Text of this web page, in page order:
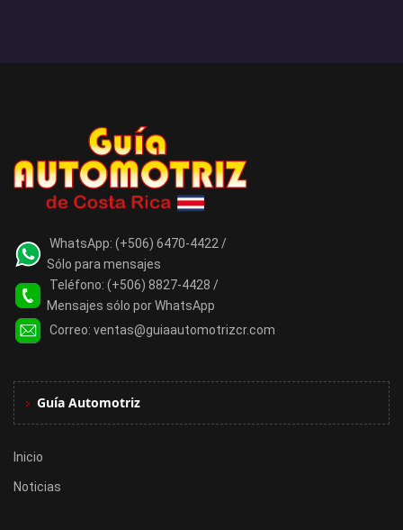
WhatsApp: (+506) 6470-4422 /
Sólo para mensajes
Teléfono: (+506) 8827-4428 /
Mensajes sólo por WhatsApp
Correo: ventas@guiaautomotrizcr.com
Guía Automotriz
Inicio
Noticias